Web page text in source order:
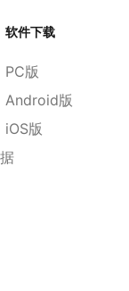
软件下载
PC版
Android版
iOS版